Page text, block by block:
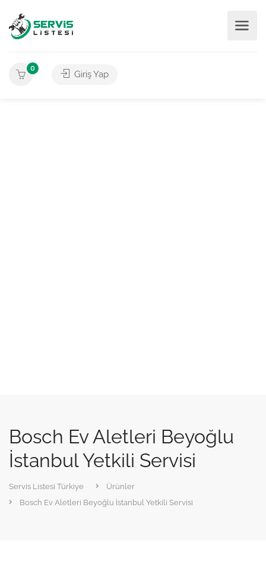
0
Giriş Yap
Bosch Ev Aletleri Beyoğlu
İstanbul Yetkili Servisi
Servis Listesi Türkiye
Ürünler
Bosch Ev Aletleri Beyoğlu İstanbul Yetkili Servisi